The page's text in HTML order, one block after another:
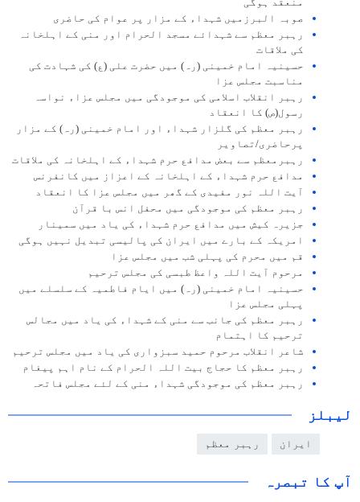
منعقد ہوگی
صوبہ البرزمیں شہداء کے مزار پر عوام کی حاضری
رہبر معظم سے شہدائے مسجد الحرام اور منی کے اہلخانہ
کی ملاقات
حسینیہ امام خمینی (رہ) میں حضرت علی (ع) کی شہادت کی
مناسبت مجلس عزا
رہبر انقلاب اسلامی کی موجودگی میں مجلس عزاء نواسہ
رسول(ص) کا انعقاد
رہبر معظم کی گلزار شہداء اور امام خمینی (رہ) کے مزار
پرحاضری/تصاویر
رہبرمعظم سے بعض مدافع حرم شہداء کے اہلخانہ کی ملاقات
مدافع حرم شہداء کے اہلخانہ کے اعزاز میں کانفرنس
آیت اللہ نور مفیدی کے گھر میں مجلس عزا کا انعقاد
رہبر معظم کی موجودگی میں محفل انس با قرآن
جزیرہ کیش میں مدافع حرم شہداء کی یاد میں سمینار
امریکہ کے بارے میں ایران کی پالیسی تبدیل نہیں ہوگی
قم میں محرم کی پہلی شب میں مجلس عزا
مرحوم آیت اللہ واعظ طبسی کی مجلس ترحیم
حسینیہ امام خمینی (رہ) میں ایام فاطمیہ کے سلسلے میں
پہلی مجلس عزا
رہبر معظم کی جانب سے منی کے شہداء کی یاد میں مجالس
ترحیم کا اہتمام
شاعر انقلاب مرحوم حمید سبزواری کی یاد میں مجلس ترحیم
رہبر معظم کا حجاج بیت اللہ الحرام کے نام اہم پیغام
رہبر معظم کی موجودگی شہداء منی کے لئے مجلس فاتحہ
لیبلز
ایران رہبر معظم
آپ کا تبصرہ